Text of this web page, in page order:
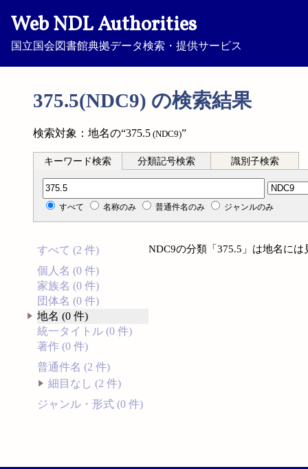
Web NDL Authorities
国立国会図書館典拠データ検索・提供サービス
375.5(NDC9) の検索結果
検索対象：地名の“375.5 (NDC9)”
キーワード検索 分類記号検索 識別子検索
分類記号検索
すべて 名称のみ 普通件名のみ ジャンルのみ
すべて (2 件)
個人名 (0 件)
家族名 (0 件)
団体名 (0 件)
地名 (0 件)
統一タイトル (0 件)
著作 (0 件)
普通件名 (2 件)
細目なし (2 件)
ジャンル・形式 (0 件)
NDC9の分類「375.5」は地名に